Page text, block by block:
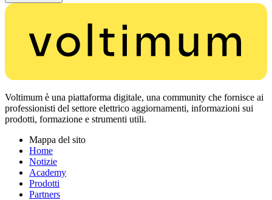
Voltimum è una piattaforma digitale, una community che fornisce ai
professionisti del settore elettrico aggiornamenti, informazioni sui
prodotti, formazione e strumenti utili.
Mappa del sito
Home
Notizie
Academy
Prodotti
Partners